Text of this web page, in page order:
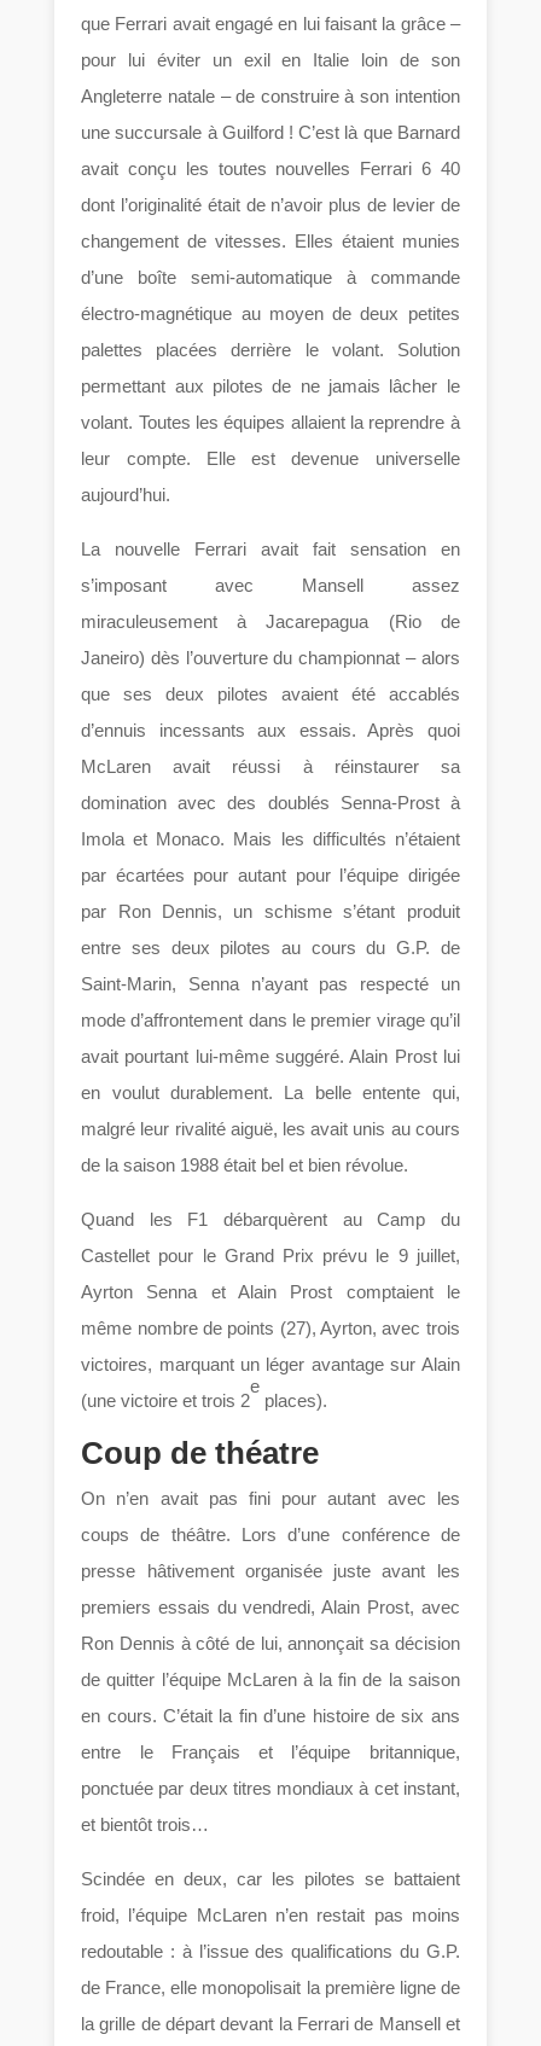
que Ferrari avait engagé en lui faisant la grâce –
pour lui éviter un exil en Italie loin de son
Angleterre natale – de construire à son intention
une succursale à Guilford ! C’est là que Barnard
avait conçu les toutes nouvelles Ferrari 6 40
dont l’originalité était de n’avoir plus de levier de
changement de vitesses. Elles étaient munies
d’une boîte semi-automatique à commande
électro-magnétique au moyen de deux petites
palettes placées derrière le volant. Solution
permettant aux pilotes de ne jamais lâcher le
volant. Toutes les équipes allaient la reprendre à
leur compte. Elle est devenue universelle
aujourd’hui.
La nouvelle Ferrari avait fait sensation en
s’imposant avec Mansell assez
miraculeusement à Jacarepagua (Rio de
Janeiro) dès l’ouverture du championnat – alors
que ses deux pilotes avaient été accablés
d’ennuis incessants aux essais. Après quoi
McLaren avait réussi à réinstaurer sa
domination avec des doublés Senna-Prost à
Imola et Monaco. Mais les difficultés n’étaient
par écartées pour autant pour l’équipe dirigée
par Ron Dennis, un schisme s’étant produit
entre ses deux pilotes au cours du G.P. de
Saint-Marin, Senna n’ayant pas respecté un
mode d’affrontement dans le premier virage qu’il
avait pourtant lui-même suggéré. Alain Prost lui
en voulut durablement. La belle entente qui,
malgré leur rivalité aiguë, les avait unis au cours
de la saison 1988 était bel et bien révolue.
Quand les F1 débarquèrent au Camp du
Castellet pour le Grand Prix prévu le 9 juillet,
Ayrton Senna et Alain Prost comptaient le
même nombre de points (27), Ayrton, avec trois
victoires, marquant un léger avantage sur Alain
(une victoire et trois 2
e
places).
Coup de théatre
On n’en avait pas fini pour autant avec les
coups de théâtre. Lors d’une conférence de
presse hâtivement organisée juste avant les
premiers essais du vendredi, Alain Prost, avec
Ron Dennis à côté de lui, annonçait sa décision
de quitter l’équipe McLaren à la fin de la saison
en cours. C’était la fin d’une histoire de six ans
entre le Français et l’équipe britannique,
ponctuée par deux titres mondiaux à cet instant,
et bientôt trois…
Scindée en deux, car les pilotes se battaient
froid, l’équipe McLaren n’en restait pas moins
redoutable : à l’issue des qualifications du G.P.
de France, elle monopolisait la première ligne de
la grille de départ devant la Ferrari de Mansell et